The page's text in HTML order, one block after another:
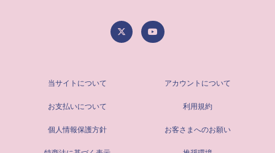
当サイトについて アカウントについて
お支払いについて 利用規約
個人情報保護方針 お客さまへのお願い